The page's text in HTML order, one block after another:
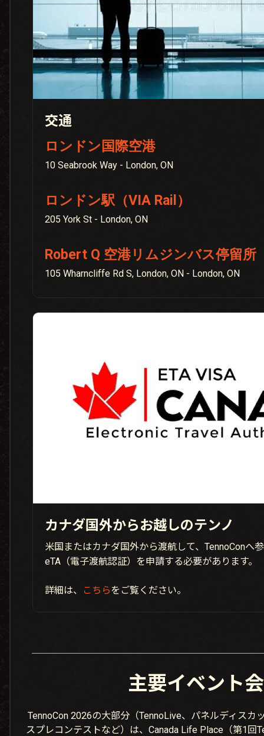
交通
ロンドン国際空港
10 Seabrook Way - London, ON
ロンドン駅（VIA Rail）
205 York St - London, ON
Robert Q 空港リムジンバス停留所
105 Wharncliffe Rd S, London, ON - London, ON
カナダ国外からお越しのテンノ
米国またはカナダ国外から渡航して、TennoConへ
eTA（電子渡航認証）を申請する必要があります。
詳細は、 こちらをご覧ください。
主要イベント
TennoCon 2026の大部分（TennoLive、パネルディスカ
スプレコンテストなど）は、Canada Life Place（第1回